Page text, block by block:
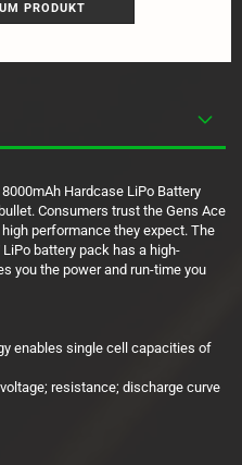
PRODUKT
Hardcase LiPo Battery
Consumers trust the Gens Ace
performance they expect. The
battery pack has a high-
you the power and run-time you
enables single cell capacities of
resistance; discharge curve